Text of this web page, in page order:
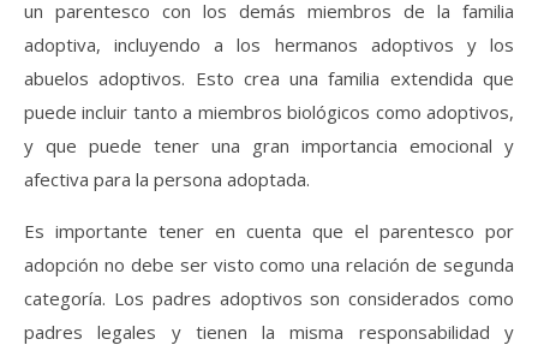
un parentesco con los demás miembros de la familia
adoptiva, incluyendo a los hermanos adoptivos y los
abuelos adoptivos. Esto crea una familia extendida que
puede incluir tanto a miembros biológicos como adoptivos,
y que puede tener una gran importancia emocional y
afectiva para la persona adoptada.
Es importante tener en cuenta que el parentesco por
adopción no debe ser visto como una relación de segunda
categoría. Los padres adoptivos son considerados como
padres legales y tienen la misma responsabilidad y